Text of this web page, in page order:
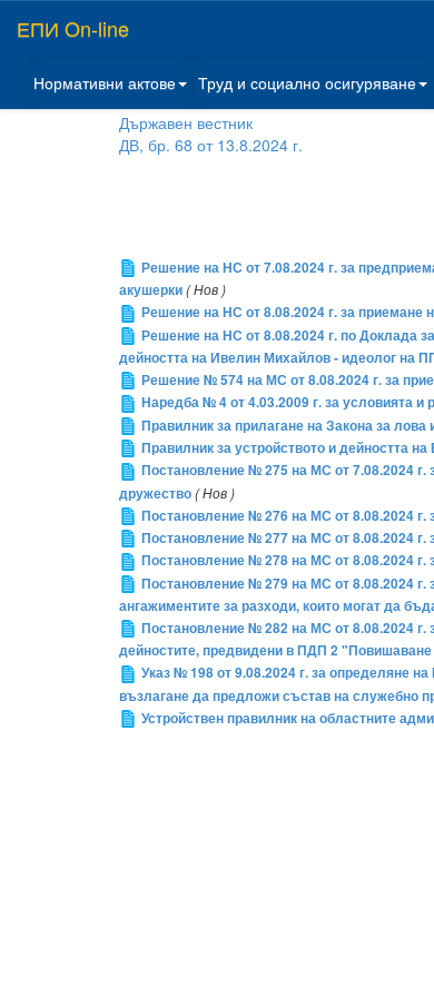
ЕПИ On-line
Нормативни актове Труд и социално осигуряване
Държавен вестник
ДВ, бр. 68 от 13.8.2024 г.
Решение на НС от 7.08.2024 г. за
акушерки( Нов )
Решение на НС от 8.08.2024 г. за приемане
Решение на НС от 8.08.2024 г. по Доклада
дейността на Ивелин Михайлов - идеолог на
Решение № 574 на МС от 8.08.2024 г. за
Наредба № 4 от 4.03.2009 г. за условията и
Правилник за прилагане на Закона за лова
Правилник за устройството и дейността
Постановление № 275 на МС от 7.08.2024 г.
дружество( Нов )
Постановление № 276 на МС от 8.08.2024 г.
Постановление № 277 на МС от 8.08.2024 г.
Постановление № 278 на МС от 8.08.2024 г.
Постановление № 279 на МС от 8.08.2024
ангажиментите за разходи, които могат да
Постановление № 282 на МС от 8.08.2024
дейностите, предвидени в ПДП 2 "Повишаване
Указ № 198 от 9.08.2024 г. за определяне
възлагане да предложи състав на служебно
Устройствен правилник на областните